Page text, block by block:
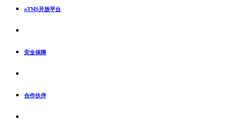
oTMS开放平台
安全保障
合作伙伴